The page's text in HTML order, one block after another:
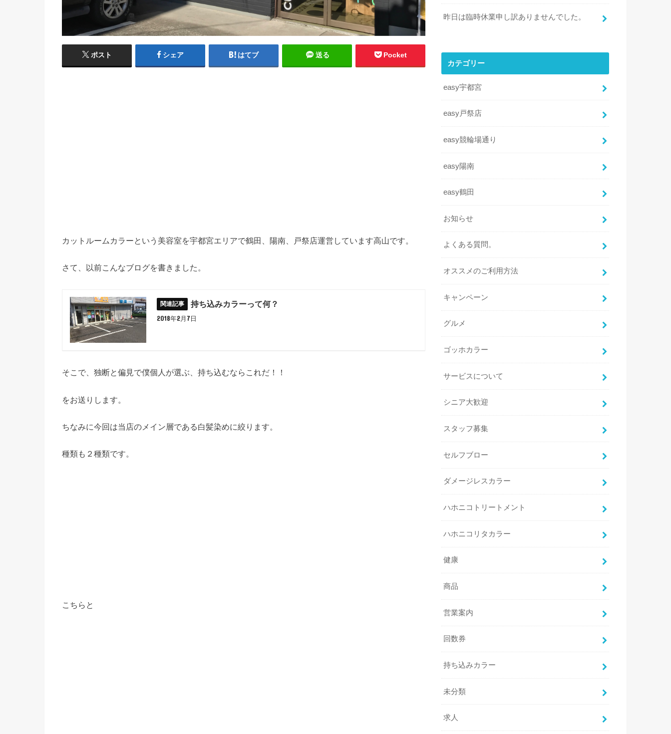
ポスト シェア はてブ 送る Pocket
カットルームカラーという美容室を宇都宮エリアで鶴田、陽南、戸祭店運営しています高山です。
さて、以前こんなブログを書きました。
持ち込みカラーって何？
2018年2月7日
そこで、独断と偏見で僕個人が選ぶ、持ち込むならこれだ！！
をお送りします。
ちなみに今回は当店のメイン層である白髪染めに絞ります。
種類も２種類です。
こちらと
昨日は臨時休業申し訳ありませんでした。
カテゴリー
easy宇都宮
easy戸祭店
easy競輪場通り
easy陽南
easy鶴田
お知らせ
よくある質問。
オススメのご利用方法
キャンペーン
グルメ
ゴッホカラー
サービスについて
シニア大歓迎
スタッフ募集
セルフブロー
ダメージレスカラー
ハホニコトリートメント
ハホニコリタカラー
健康
商品
営業案内
回数券
持ち込みカラー
未分類
求人